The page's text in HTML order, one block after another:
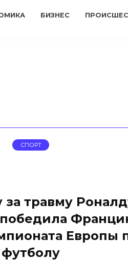
БИЗНЕС
СПОРТ
за травму
Европы
футболу